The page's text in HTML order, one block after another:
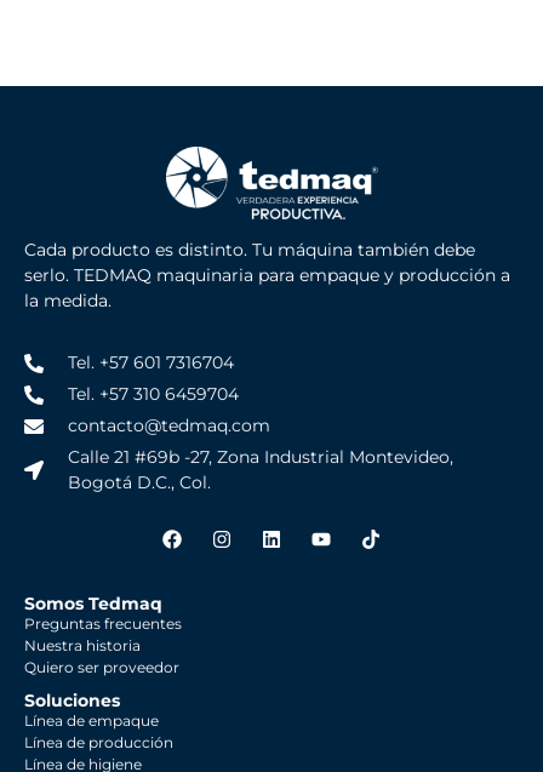
Cada producto es distinto. Tu máquina también debe
serlo. TEDMAQ maquinaria para empaque y producción a
la medida.
Tel. +57 601 7316704
Tel. +57 310 6459704
contacto@tedmaq.com
Calle 21 #69b -27, Zona Industrial Montevideo,
Bogotá D.C., Col.
Somos Tedmaq
Preguntas frecuentes
Nuestra historia
Quiero ser proveedor
Soluciones
Línea de empaque
Línea de producción
Línea de higiene